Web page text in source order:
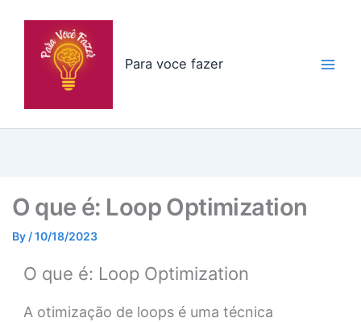
Para voce fazer
O que é: Loop Optimization
By /10/18/2023
O que é: Loop Optimization
A otimização de loops é uma técnica